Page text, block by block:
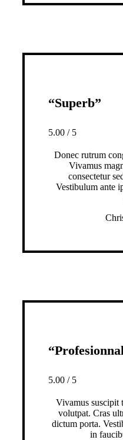
“Superb”
5.00 / 5
Donec rutrum
Vivamus
consectetur
Vestibulum ante
5.00 / 5
Vivamus suscipit
volutpat. Cras
dictum porta.
in